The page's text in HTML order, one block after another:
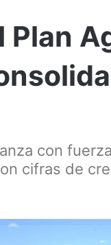
Plan
con
cifras de